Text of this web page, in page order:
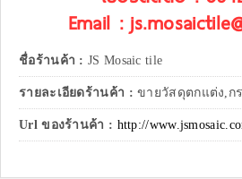
Email :
ชื่อร้านค้า : JS Mosaic tile
รายละเอียดร้านค้า :ขายวัสดุตกแต่ง,ก
Url ของร้านค้า : http://